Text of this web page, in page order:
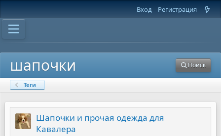
Вход Регистрация
шапочки Поиск
Теги
Шапочки и прочая одежда для
Кавалера